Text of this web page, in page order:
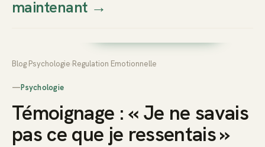
Thierry
Prendre rendez-vous dès
maintenant→
Blog Psychologie Regulation Emotionnelle
—Psychologie
Témoignage : « Je ne savais
pas ce que je ressentais »